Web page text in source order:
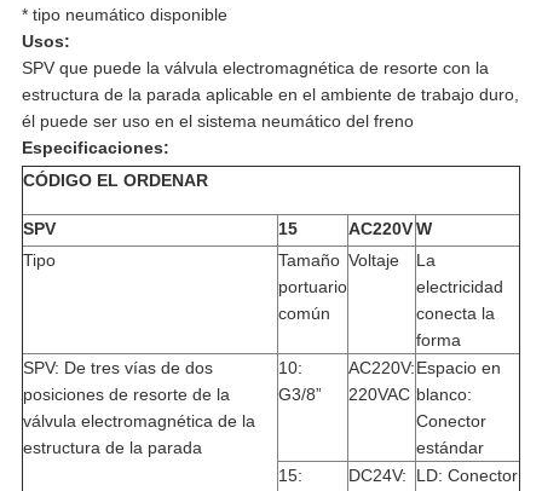
* tipo neumático disponible
Usos:
SPV que puede la válvula electromagnética de resorte con la
estructura de la parada aplicable en el ambiente de trabajo duro,
él puede ser uso en el sistema neumático del freno
Especificaciones:
CÓDIGO EL ORDENAR
SPV 15 AC220VW
Tipo
Tamaño
portuario
común
Voltaje
La
electricidad
conecta la
forma
SPV: De tres vías de dos
posiciones de resorte de la
válvula electromagnética de la
estructura de la parada
10:
G3/8”
AC220V:
220VAC
Espacio en
blanco:
Conector
estándar
15:
DC24V: LD: Conector